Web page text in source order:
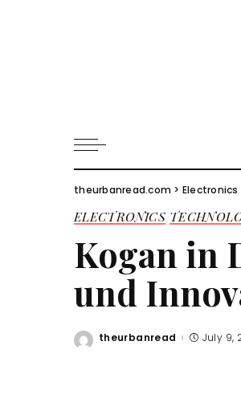
theurbanread.com > Electronics
ELECTRONICS
Kogan in
und
Posted
theurbanread July 9,